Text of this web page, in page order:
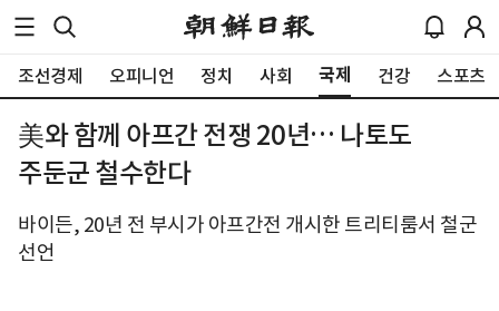
조선경제 오피니언 정치 사회 국제 건강 스포츠
美와 함께 아프간 전쟁 20년… 나토도
주둔군 철수한다
바이든, 20년 전 부시가 아프간전 개시한 트리티룸서 철군
선언